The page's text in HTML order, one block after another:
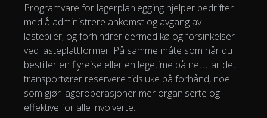
Programvare for lagerplanlegging hjelper bedrifter
med å administrere ankomst og avgang av
lastebiler, og forhindrer dermed kø og forsinkelser
ved lasteplattformer. På samme måte som når du
bestiller en flyreise eller en legetime på nett, lar det
transportører reservere tidsluke på forhånd, noe
som gjør lageroperasjoner mer organiserte og
effektive for alle involverte.